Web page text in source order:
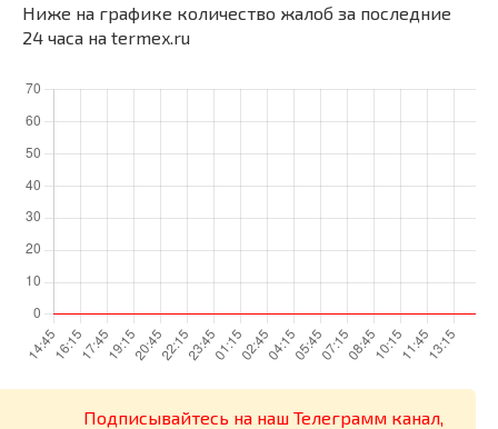
Ниже на графике количество жалоб за последние
24 часа на termex.ru
Подписывайтесь на наш Телеграмм канал,